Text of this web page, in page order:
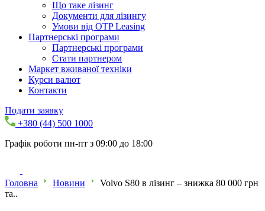
Що таке лізинг
Документи для лізингу
Умови від OTP Leasing
Партнерські програми
Партнерські програми
Стати партнером
Маркет вживаної техніки
Курси валют
Контакти
Подати заявку
+380 (44) 500 1000
Графік роботи пн-пт з 09:00 до 18:00
Головна Новини
Volvo S80 в лізинг – знижка 80 000 грн
та..